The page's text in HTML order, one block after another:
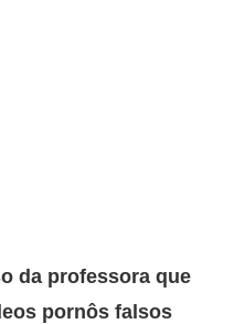
da professora que
pornôs falsos